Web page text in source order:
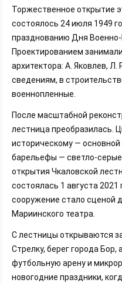
Торжественное открытие
состоялось 24 июля 1949
празднованию Дня
Проектированием
архитектора: А. Яковлев,
сведениям, в
военнопленные.
После масштабной
лестница преобразилась.
историческому —
барельефы — светло-
открытия Чкаловской
состоялась 1 августа
сооружение стало сценой
Мариинского театра.
С лестницы открываются
Стрелку, берег города
футбольную арену и
новогодние праздники,